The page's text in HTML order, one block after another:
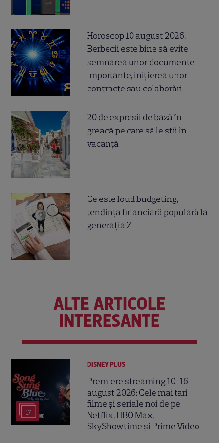
Horoscop 10 august 2026.
Berbecii este bine să evite
semnarea unor documente
importante, inițierea unor
contracte sau colaborări
20 de expresii de bază în
greacă pe care să le știi în
vacanță
Ce este loud budgeting,
tendința financiară populară la
generația Z
ALTE ARTICOLE
INTERESANTE
17
DISNEY PLUS
Premiere streaming 10-16
august 2026: Cele mai tari
filme și seriale noi de pe
Netflix, HBO Max,
SkyShowtime și Prime Video